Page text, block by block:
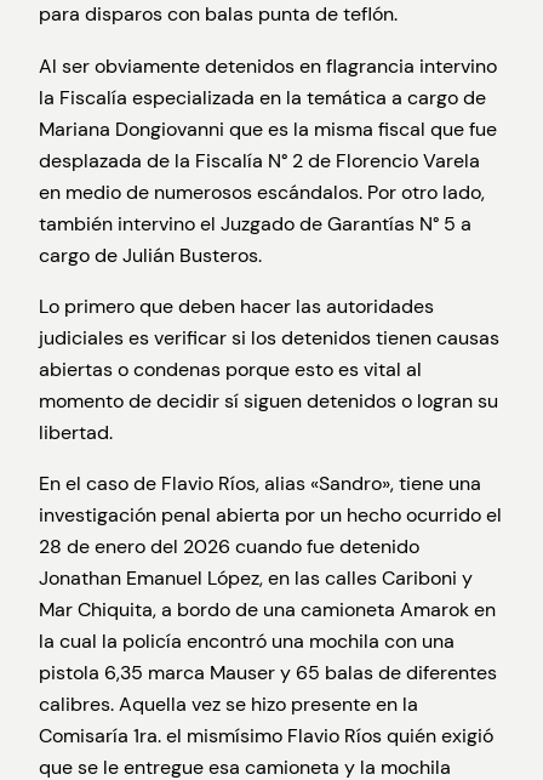
para disparos con balas punta de teflón.
Al ser obviamente detenidos en flagrancia intervino
la Fiscalía especializada en la temática a cargo de
Mariana Dongiovanni que es la misma fiscal que fue
desplazada de la Fiscalía N° 2 de Florencio Varela
en medio de numerosos escándalos. Por otro lado,
también intervino el Juzgado de Garantías N° 5 a
cargo de Julián Busteros.
Lo primero que deben hacer las autoridades
judiciales es verificar si los detenidos tienen causas
abiertas o condenas porque esto es vital al
momento de decidir sí siguen detenidos o logran su
libertad.
En el caso de Flavio Ríos, alias «Sandro», tiene una
investigación penal abierta por un hecho ocurrido el
28 de enero del 2026 cuando fue detenido
Jonathan Emanuel López, en las calles Cariboni y
Mar Chiquita, a bordo de una camioneta Amarok en
la cual la policía encontró una mochila con una
pistola 6,35 marca Mauser y 65 balas de diferentes
calibres. Aquella vez se hizo presente en la
Comisaría 1ra. el mismísimo Flavio Ríos quién exigió
que se le entregue esa camioneta y la mochila